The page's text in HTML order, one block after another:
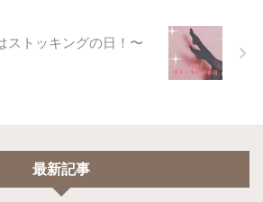
ストッキングの日！〜
最新記事